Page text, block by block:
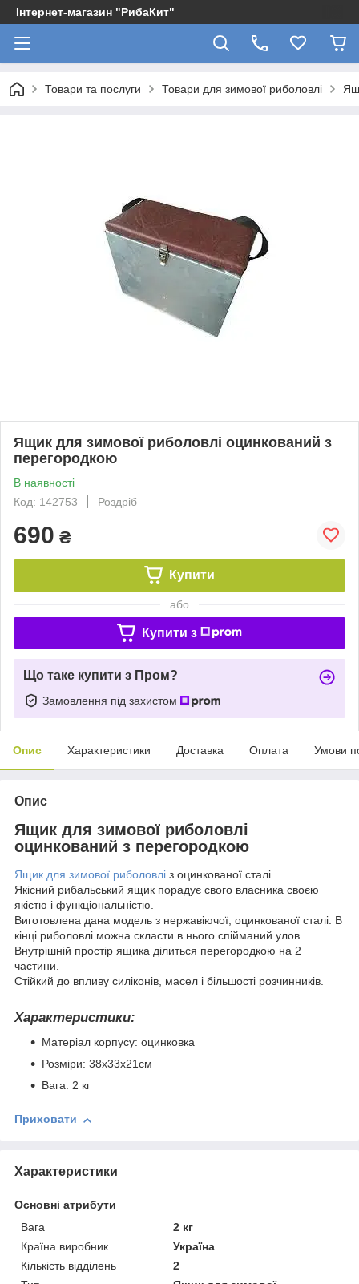
Інтернет-магазин "РибаКит"
Товари та послуги Товари для зимової риболовлі
Ящик для зимової риболовлі оцинкований з
перегородкою
В наявності
Код: 142753
Роздріб
690 ₴
Купити
або
Купити з
Що таке купити з Пром?
Замовлення під захистом
Опис Характеристики Доставка Оплата Умови
Опис
Ящик для зимової риболовлі
оцинкований з перегородкою
Ящик для зимової риболовлі з оцинкованої сталі.
Якісний рибальський ящик порадує свого власника своєю
якістю і функціональністю.
Виготовлена дана модель з нержавіючої, оцинкованої сталі. В
кінці риболовлі можна скласти в нього спійманий улов.
Внутрішній простір ящика ділиться перегородкою на 2
частини.
Стійкий до впливу силіконів, масел і більшості розчинників.
Характеристики:
Матеріал корпусу: оцинковка
Розміри: 38х33х21см
Вага: 2 кг
Приховати
Характеристики
Основні атрибути
Вага
2 кг
Країна виробник
Україна
Кількість відділень
2